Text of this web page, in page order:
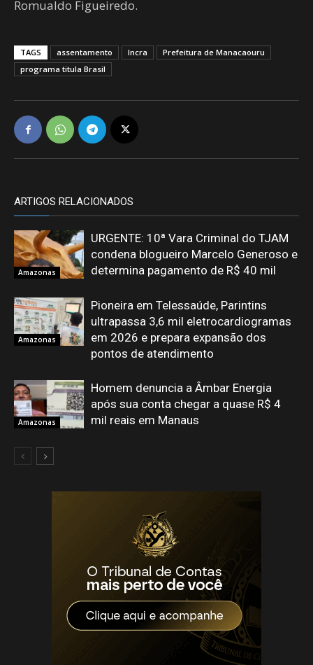
Romualdo Figueiredo.
TAGS assentamento Incra
Prefeitura de Manacaouru
programa titula Brasil
ARTIGOS RELACIONADOS
Amazonas
URGENTE: 10ª Vara Criminal do TJAM
condena blogueiro Marcelo Generoso e
determina pagamento de R$ 40 mil
Amazonas
Pioneira em Telessaúde, Parintins
ultrapassa 3,6 mil eletrocardiogramas
em 2026 e prepara expansão dos
pontos de atendimento
Amazonas
Homem denuncia a Âmbar Energia
após sua conta chegar a quase R$ 4
mil reais em Manaus